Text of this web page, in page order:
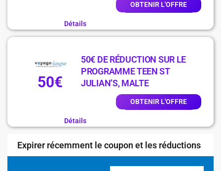
OBTENIR L'OFFRE
Détails
50€
50€ DE RÉDUCTION SUR LE
PROGRAMME TEEN ST
JULIAN’S, MALTE
OBTENIR L'OFFRE
Détails
Expirer récemment le coupon et les réductions